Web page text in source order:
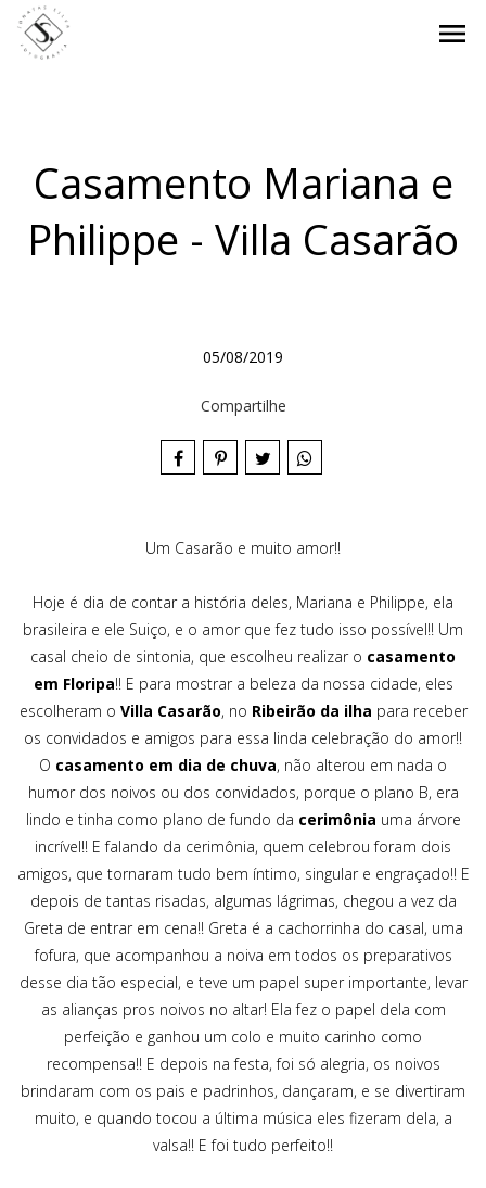
menu
Casamento Mariana e
Philippe - Villa Casarão
05/08/2019
Compartilhe
Um Casarão e muito amor!!
Hoje é dia de contar a história deles, Mariana e Philippe, ela
brasileira e ele Suiço, e o amor que fez tudo isso possível!! Um
casal cheio de sintonia, que escolheu realizar o casamento
em Floripa!! E para mostrar a beleza da nossa cidade, eles
escolheram o Villa Casarão, no Ribeirão da ilha para receber
os convidados e amigos para essa linda celebração do amor!!
O casamento em dia de chuva, não alterou em nada o
humor dos noivos ou dos convidados, porque o plano B, era
lindo e tinha como plano de fundo da cerimônia uma árvore
incrível!! E falando da cerimônia, quem celebrou foram dois
amigos, que tornaram tudo bem íntimo, singular e engraçado!! E
depois de tantas risadas, algumas lágrimas, chegou a vez da
Greta de entrar em cena!! Greta é a cachorrinha do casal, uma
fofura, que acompanhou a noiva em todos os preparativos
desse dia tão especial, e teve um papel super importante, levar
as alianças pros noivos no altar! Ela fez o papel dela com
perfeição e ganhou um colo e muito carinho como
recompensa!! E depois na festa, foi só alegria, os noivos
brindaram com os pais e padrinhos, dançaram, e se divertiram
muito, e quando tocou a última música eles fizeram dela, a
valsa!! E foi tudo perfeito!!